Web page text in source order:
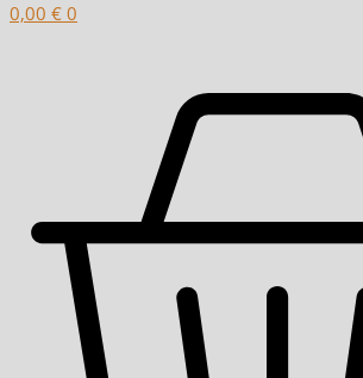
0,00 € 0